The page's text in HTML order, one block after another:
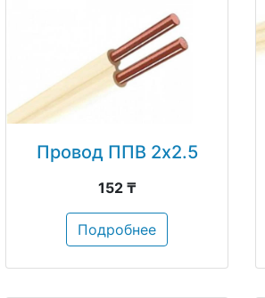
Провод ППВ 2х2.5
152 ₸
Подробнее